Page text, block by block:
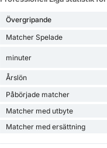
Övergripande
Matcher Spelade
minuter
Årslön
Påbörjade matcher
Matcher med utbyte
Matcher med ersättning